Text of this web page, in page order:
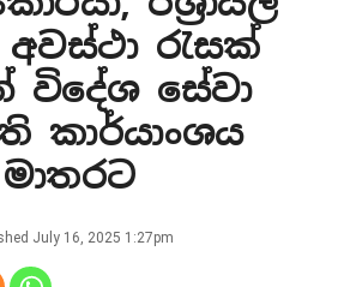
අවස්ථා රැසක්
විදේශ සේවා
කාර්යාංශය
මාතරට
July 16, 2025 1:27pm